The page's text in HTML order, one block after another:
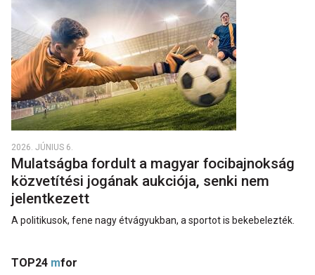
2026. JÚNIUS 6.
Mulatságba fordult a magyar focibajnokság
közvetítési jogának aukciója, senki nem
jelentkezett
A politikusok, fene nagy étvágyukban, a sportot is bekebelezték.
TOP24 mfor